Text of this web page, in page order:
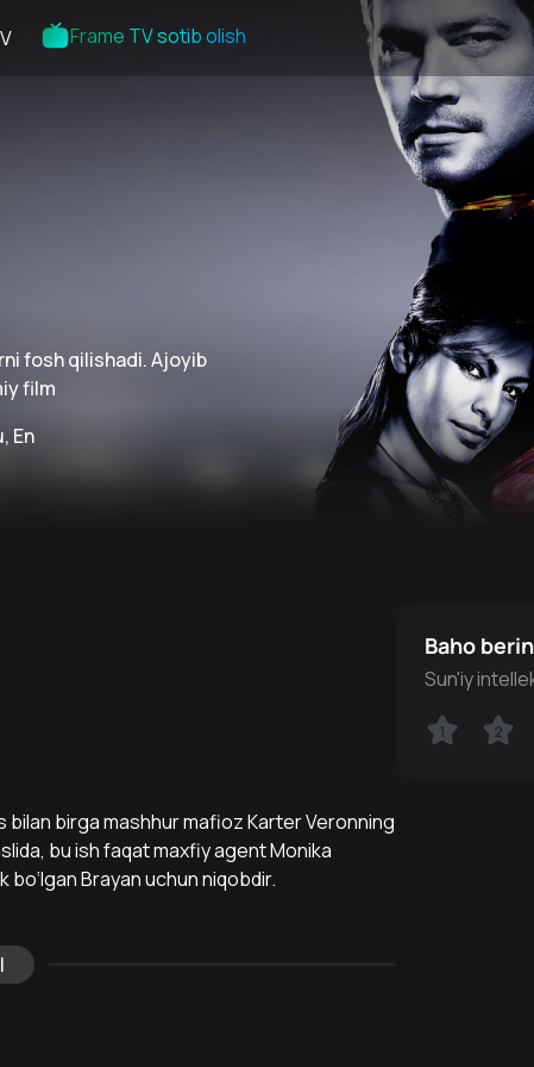
Frame TV sotib olish
fosh qilishadi. Ajoyib
film
En
bilan birga mashhur mafioz Karter Veronning
bu ish faqat maxfiy agent Monika
Brayan uchun niqobdir.
Baho
Sun'iy
1 2
1 2